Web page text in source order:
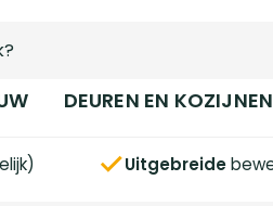
DEUREN EN KOZIJNEN
Uitgebreide